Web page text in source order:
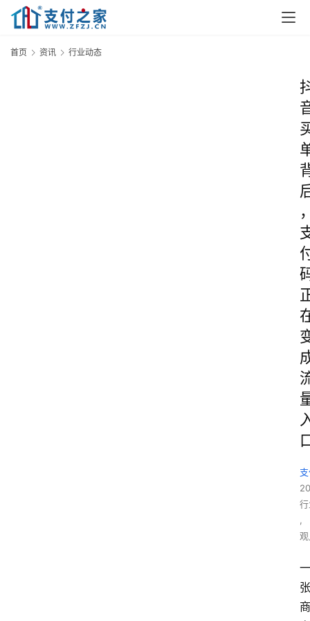
首页 资讯 行业动态
,
一
张
商